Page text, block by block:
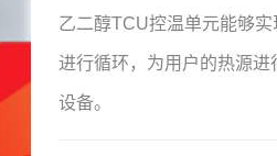
乙二醇TCU控温单元能够
进行循环，为用户的热源
设备。